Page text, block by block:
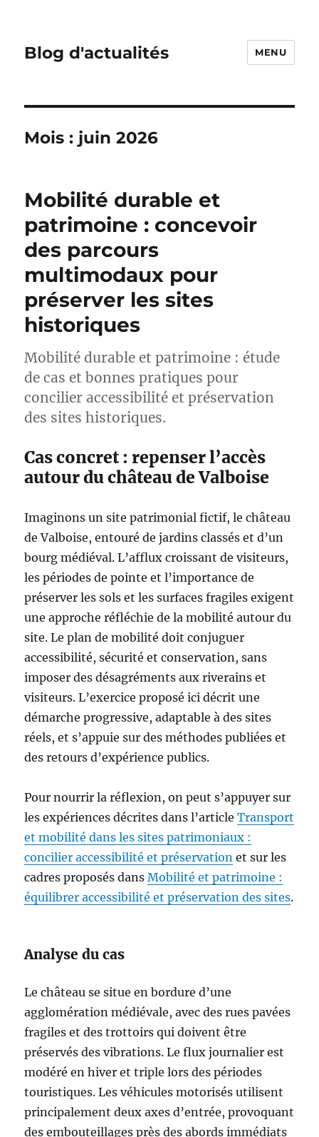
Blog d'actualités MENU
Mois : juin 2026
Mobilité durable et
patrimoine : concevoir
des parcours
multimodaux pour
préserver les sites
historiques
Mobilité durable et patrimoine : étude
de cas et bonnes pratiques pour
concilier accessibilité et préservation
des sites historiques.
Cas concret : repenser l’accès
autour du château de Valboise
Imaginons un site patrimonial fictif, le château
de Valboise, entouré de jardins classés et d’un
bourg médiéval. L’afflux croissant de visiteurs,
les périodes de pointe et l’importance de
préserver les sols et les surfaces fragiles exigent
une approche réfléchie de la mobilité autour du
site. Le plan de mobilité doit conjuguer
accessibilité, sécurité et conservation, sans
imposer des désagréments aux riverains et
visiteurs. L’exercice proposé ici décrit une
démarche progressive, adaptable à des sites
réels, et s’appuie sur des méthodes publiées et
des retours d’expérience publics.
Pour nourrir la réflexion, on peut s’appuyer sur
les expériences décrites dans l’articleTransport
et mobilité dans les sites patrimoniaux :
concilier accessibilité et préservation et sur les
cadres proposés dansMobilité et patrimoine :
équilibrer accessibilité et préservation des sites.
Analyse du cas
Le château se situe en bordure d’une
agglomération médiévale, avec des rues pavées
fragiles et des trottoirs qui doivent être
préservés des vibrations. Le flux journalier est
modéré en hiver et triple lors des périodes
touristiques. Les véhicules motorisés utilisent
principalement deux axes d’entrée, provoquant
des embouteillages près des abords immédiats